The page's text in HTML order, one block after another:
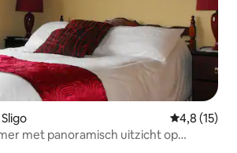
4,8 (15)
met panoramisch uitzicht op